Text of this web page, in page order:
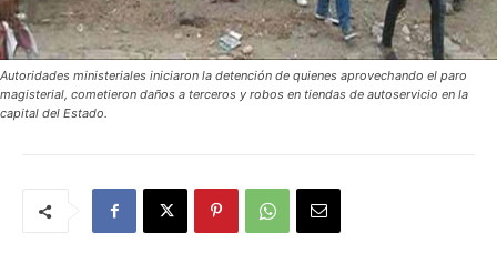
Autoridades ministeriales iniciaron la detención de quienes aprovechando el paro
magisterial, cometieron daños a terceros y robos en tiendas de autoservicio en la
capital del Estado.